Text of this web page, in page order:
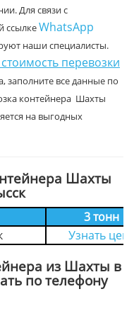
Для связи с
ссылкеWhatsApp
наши специалисты.
перевозки
заполните все данные по
контейнера Шахты
на выгодных
Шахты
3 тонн
Узнать цену
из Шахты в
по телефону